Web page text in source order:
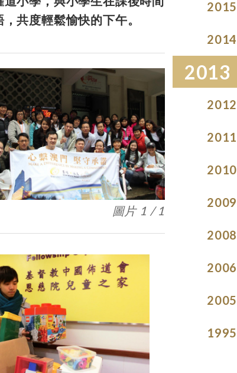
2015
2014
2013
2012
2011
2010
2009
2008
2006
2005
1995
共度輕鬆愉快的下午。
圖片 1 / 1